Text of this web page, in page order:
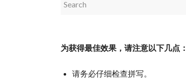
为获得最佳效果，请注意以下几点：
请务必仔细检查拼写。